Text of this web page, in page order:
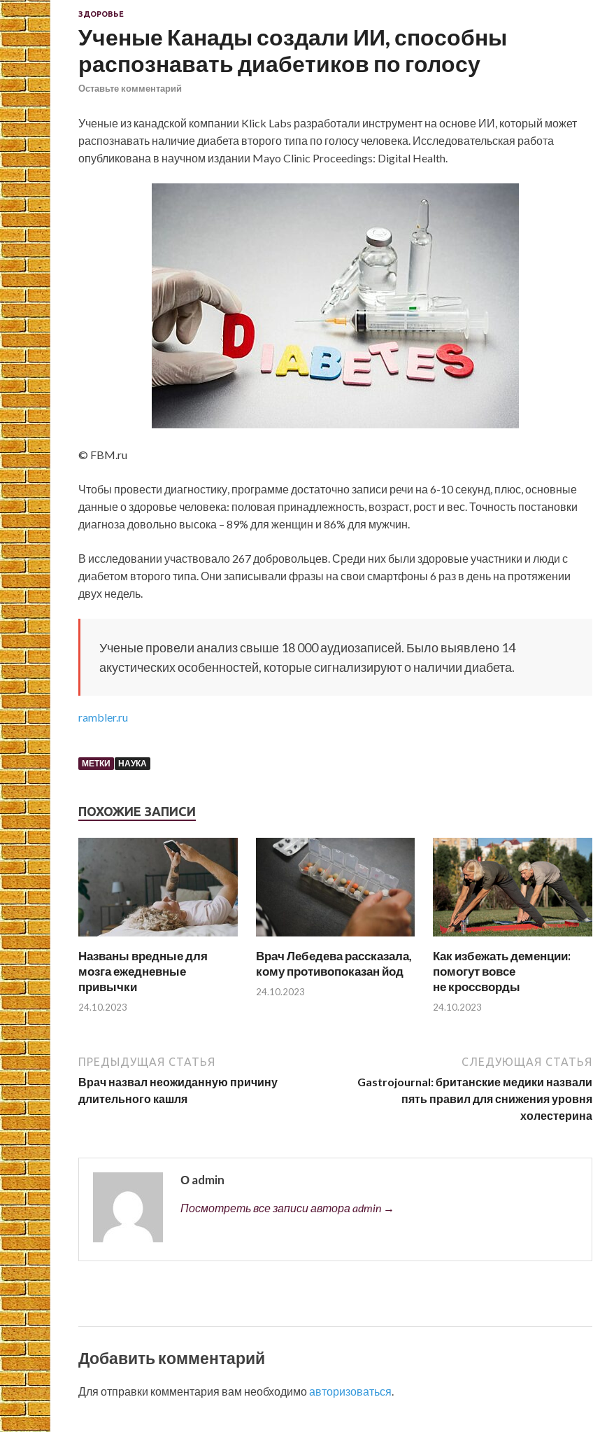
ЗДОРОВЬЕ
Ученые Канады создали ИИ, способны
распознавать диабетиков по голосу
Оставьте комментарий
Ученые из канадской компании Klick Labs разработали инструмент на основе ИИ, который может
распознавать наличие диабета второго типа по голосу человека. Исследовательская работа
опубликована в научном издании Mayo Clinic Proceedings: Digital Health.
© FBM.ru
Чтобы провести диагностику, программе достаточно записи речи на 6-10 секунд, плюс, основные
данные о здоровье человека: половая принадлежность, возраст, рост и вес. Точность постановки
диагноза довольно высока – 89% для женщин и 86% для мужчин.
В исследовании участвовало 267 добровольцев. Среди них были здоровые участники и люди с
диабетом второго типа. Они записывали фразы на свои смартфоны 6 раз в день на протяжении
двух недель.
Ученые провели анализ свыше 18 000 аудиозаписей. Было выявлено 14
акустических особенностей, которые сигнализируют о наличии диабета.
rambler.ru
МЕТКИ НАУКА
ПОХОЖИЕ ЗАПИСИ
Названы вредные для
мозга ежедневные
привычки
24.10.2023
Врач Лебедева рассказала,
кому противопоказан йод
24.10.2023
Как избежать деменции:
помогут вовсе
не кроссворды
24.10.2023
ПРЕДЫДУЩАЯ СТАТЬЯ
Врач назвал неожиданную причину
длительного кашля
СЛЕДУЮЩАЯ СТАТЬЯ
Gastrojournal: британские медики назвали
пять правил для снижения уровня
холестерина
О admin
Посмотреть все записи автора admin →
Добавить комментарий
Для отправки комментария вам необходимоавторизоваться.